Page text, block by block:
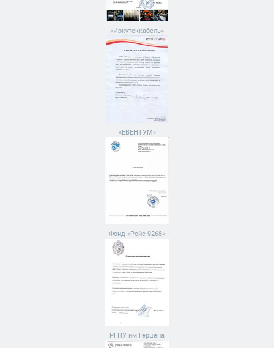
«Иркутсккабель»
«ЕВЕНТУМ»
Фонд «Рейс 9268»
РГПУ им Герцена